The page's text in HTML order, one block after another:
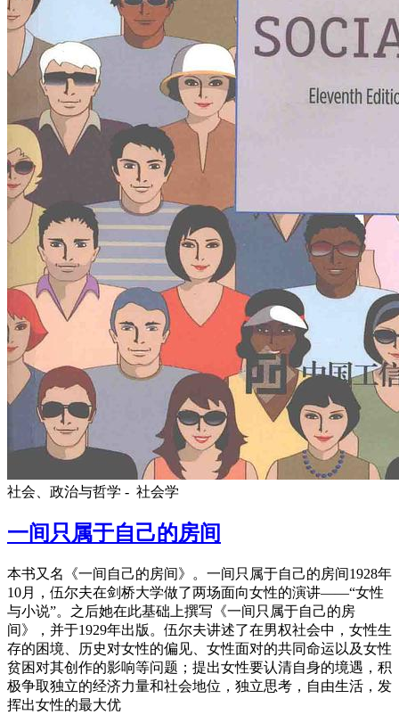
社会、政治与哲学 - 社会学
一间只属于自己的房间
本书又名《一间自己的房间》。一间只属于自己的房间1928年
10月，伍尔夫在剑桥大学做了两场面向女性的演讲——“女性
与小说”。之后她在此基础上撰写《一间只属于自己的房
间》，并于1929年出版。伍尔夫讲述了在男权社会中，女性生
存的困境、历史对女性的偏见、女性面对的共同命运以及女性
贫困对其创作的影响等问题；提出女性要认清自身的境遇，积
极争取独立的经济力量和社会地位，独立思考，自由生活，发
挥出女性的最大优